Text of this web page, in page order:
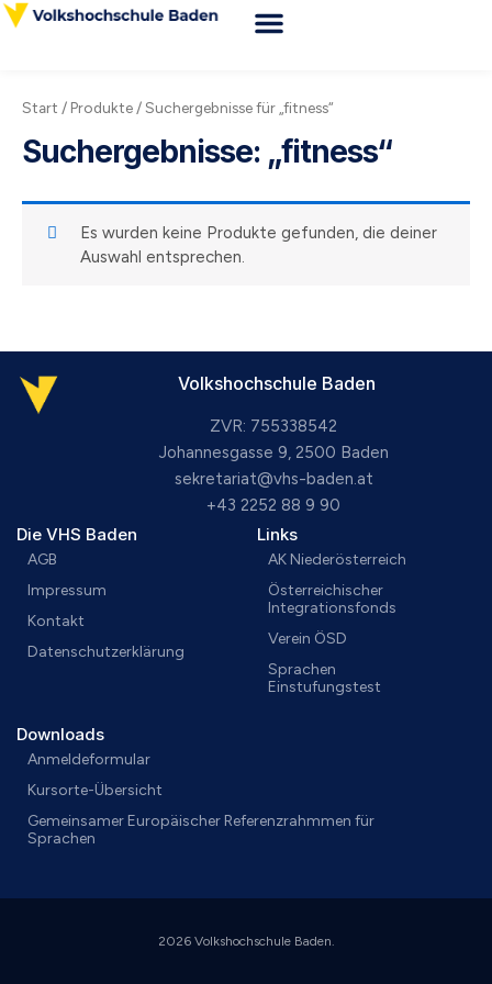
Zum
Inhalt
Start / Produkte / Suchergebnisse für „fitness“
Suchergebnisse: „fitness“
Es wurden keine Produkte gefunden, die deiner
Auswahl entsprechen.
Volkshochschule Baden
ZVR: 755338542
Johannesgasse 9, 2500 Baden
sekretariat@vhs-baden.at
+43 2252 88 9 90
Die VHS Baden
AGB
Impressum
Kontakt
Datenschutzerklärung
Links
AK Niederösterreich
Österreichischer
Integrationsfonds
Verein ÖSD
Sprachen
Einstufungstest
Downloads
Anmeldeformular
Kursorte-Übersicht
Gemeinsamer Europäischer Referenzrahmmen für
Sprachen
2026 Volkshochschule Baden.